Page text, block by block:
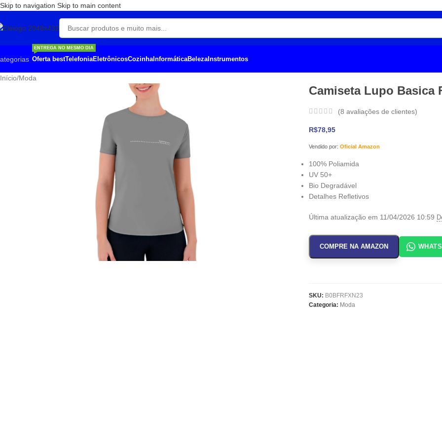
Skip to navigation Skip to main content
Oferta best
ENTREGA NO MESMO DIA
TelefoniaEletrônicosCozinhaInformáticaBelezaInstrumentos
Início/Moda
Camiseta Lupo Basica
(8 avaliações de clientes)
R$78,95
Vendido por: Oficial Amazon
100% Poliamida
UV 50+
Bio Degradável
Detalhes Refletivos
Última atualização em 11/04/2026 10:59
COMPRE NA AMAZON
SKU: B0BFRFXN23
Categoria: Moda